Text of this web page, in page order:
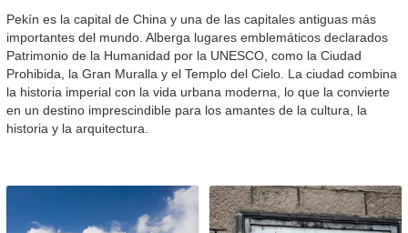
Pekín es la capital de China y una de las capitales antiguas más
importantes del mundo. Alberga lugares emblemáticos declarados
Patrimonio de la Humanidad por la UNESCO, como la Ciudad
Prohibida, la Gran Muralla y el Templo del Cielo. La ciudad combina
la historia imperial con la vida urbana moderna, lo que la convierte
en un destino imprescindible para los amantes de la cultura, la
historia y la arquitectura.